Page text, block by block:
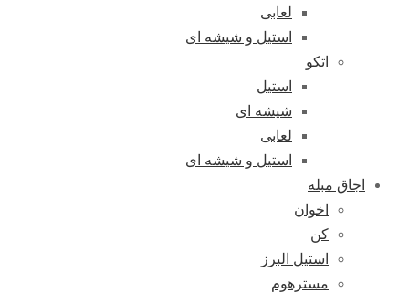
لعابی
استیل و شیشه ای
اتکو
استیل
شیشه ای
لعابی
استیل و شیشه ای
اجاق مبله
اخوان
کن
استیل البرز
مسترهوم